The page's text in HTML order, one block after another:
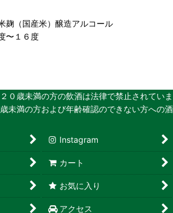
麹（国産米）醸造アルコール
〜１６度
飲酒は法律で禁止されていま
未満の方および年齢確認のできない方への酒
Instagram
カート
お気に入り
アクセス